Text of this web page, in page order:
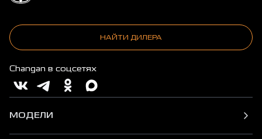
НАЙТИ ДИЛЕРА
Changan в соцсетях
МОДЕЛИ